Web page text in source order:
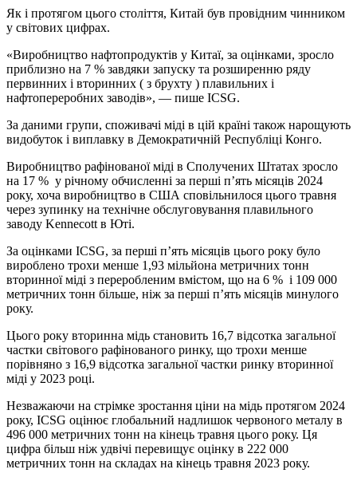
Як і протягом цього століття, Китай був провідним чинником
у світових цифрах.
«Виробництво нафтопродуктів у Китаї, за оцінками, зросло
приблизно на 7 % завдяки запуску та розширенню ряду
первинних і вторинних ( з брухту ) плавильних і
нафтопереробних заводів», — пише ICSG.
За даними групи, споживачі міді в цій країні також нарощують
видобуток і виплавку в Демократичній Республіці Конго.
Виробництво рафінованої міді в Сполучених Штатах зросло
на 17 % у річному обчисленні за перші п’ять місяців 2024
року, хоча виробництво в США сповільнилося цього травня
через зупинку на технічне обслуговування плавильного
заводу Kennecott в Юті.
За оцінками ICSG, за перші п’ять місяців цього року було
вироблено трохи менше 1,93 мільйона метричних тонн
вторинної міді з переробленим вмістом, що на 6 % і 109 000
метричних тонн більше, ніж за перші п’ять місяців минулого
року.
Цього року вторинна мідь становить 16,7 відсотка загальної
частки світового рафінованого ринку, що трохи менше
порівняно з 16,9 відсотка загальної частки ринку вторинної
міді у 2023 році.
Незважаючи на стрімке зростання ціни на мідь протягом 2024
року, ICSG оцінює глобальний надлишок червоного металу в
496 000 метричних тонн на кінець травня цього року. Ця
цифра більш ніж удвічі перевищує оцінку в 222 000
метричних тонн на складах на кінець травня 2023 року.